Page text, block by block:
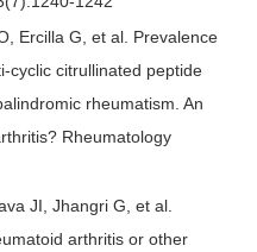
Ercilla G, et al. Prevalence
cyclic citrullinated peptide
rheumatism. An
Rheumatology
JI, Jhangri G, et al.
arthritis or other